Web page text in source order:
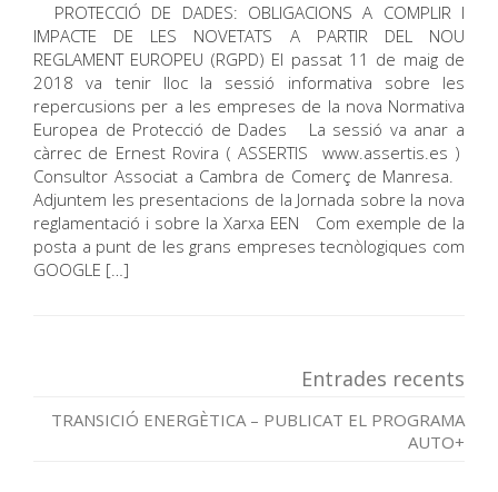
PROTECCIÓ DE DADES: OBLIGACIONS A COMPLIR I
IMPACTE DE LES NOVETATS A PARTIR DEL NOU
REGLAMENT EUROPEU (RGPD) El passat 11 de maig de
2018 va tenir lloc la sessió informativa sobre les
repercusions per a les empreses de la nova Normativa
Europea de Protecció de Dades La sessió va anar a
càrrec de Ernest Rovira ( ASSERTIS www.assertis.es )
Consultor Associat a Cambra de Comerç de Manresa.
Adjuntem les presentacions de la Jornada sobre la nova
reglamentació i sobre la Xarxa EEN Com exemple de la
posta a punt de les grans empreses tecnòlogiques com
GOOGLE […]
Entrades recents
TRANSICIÓ ENERGÈTICA – PUBLICAT EL PROGRAMA
AUTO+